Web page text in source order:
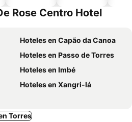
mascotas
Rose Centro Hotel
Hoteles en Capão da Canoa
Hoteles en Passo de Torres
Hoteles en Imbé
Hoteles en Xangri-lá
Torres